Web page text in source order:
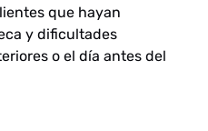
que hayan
y dificultades
o el día antes del